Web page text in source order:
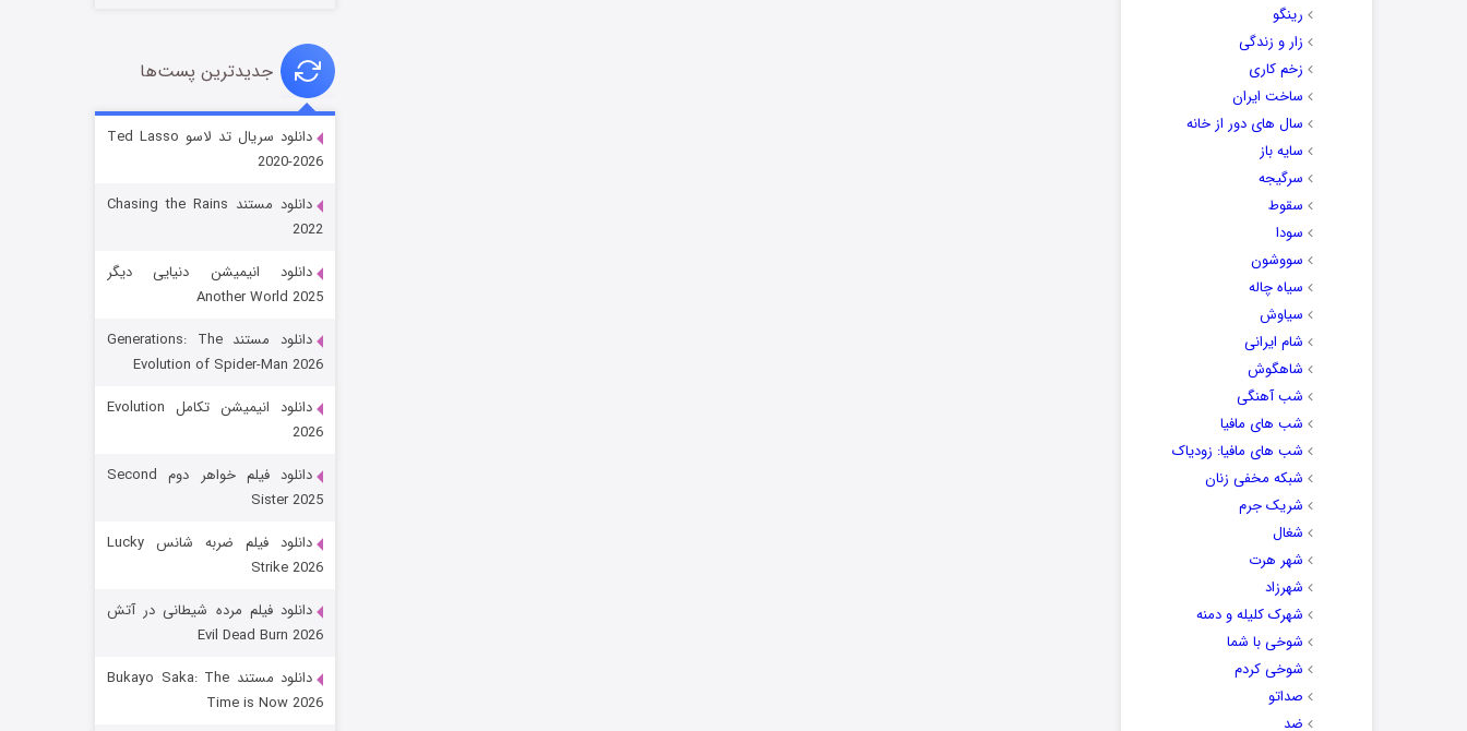
رینگو
زار و زندگی
زخم کاری
ساخت ایران
سال های دور از خانه
سایه باز
سرگیجه
سقوط
سودا
سووشون
سیاه چاله
سیاوش
شام ایرانی
شاهگوش
شب آهنگی
شب های مافیا
شب های مافیا: زودیاک
شبکه مخفی زنان
شریک جرم
شغال
شهر هرت
شهرزاد
شهرک کلیله و دمنه
شوخی با شما
شوخی کردم
صداتو
ضد
قسمت
رویایی برای تو
قسمت
جدیدترین پست‌ها
دانلود سریال تد لاسو Ted Lasso
2020-2026
دانلود مستند Chasing the Rains
2022
دانلود انیمیشن دنیایی دیگر
Another World 2025
دانلود مستند Generations: The
Evolution of Spider-Man 2026
دانلود انیمیشن تکامل Evolution
2026
دانلود فیلم خواهر دوم Second
Sister 2025
دانلود فیلم ضربه شانس Lucky
Strike 2026
دانلود فیلم مرده شیطانی در آتش
Evil Dead Burn 2026
دانلود مستند Bukayo Saka: The
Time is Now 2026